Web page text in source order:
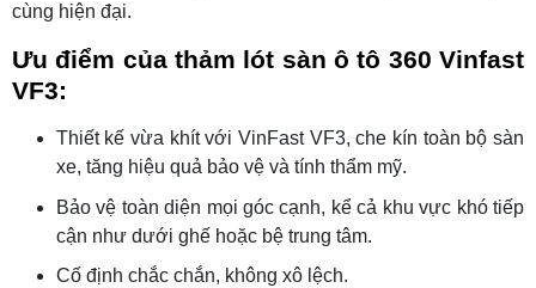
cùng hiện đại.
Ưu điểm của thảm lót sàn ô tô 360 Vinfast
VF3:
Thiết kế vừa khít với VinFast VF3, che kín toàn bộ sàn
xe, tăng hiệu quả bảo vệ và tính thẩm mỹ.
Bảo vệ toàn diện mọi góc cạnh, kể cả khu vực khó tiếp
cận như dưới ghế hoặc bệ trung tâm.
Cố định chắc chắn, không xô lệch.